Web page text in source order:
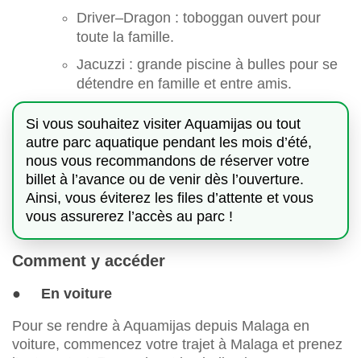
Driver–Dragon : toboggan ouvert pour
toute la famille.
Jacuzzi : grande piscine à bulles pour se
détendre en famille et entre amis.
Si vous souhaitez visiter Aquamijas ou tout
autre parc aquatique pendant les mois d’été,
nous vous recommandons de réserver votre
billet à l’avance ou de venir dès l’ouverture.
Ainsi, vous éviterez les files d’attente et vous
vous assurerez l’accès au parc !
Comment y accéder
● En voiture
Pour se rendre à Aquamijas depuis Malaga en
voiture, commencez votre trajet à Malaga et prenez